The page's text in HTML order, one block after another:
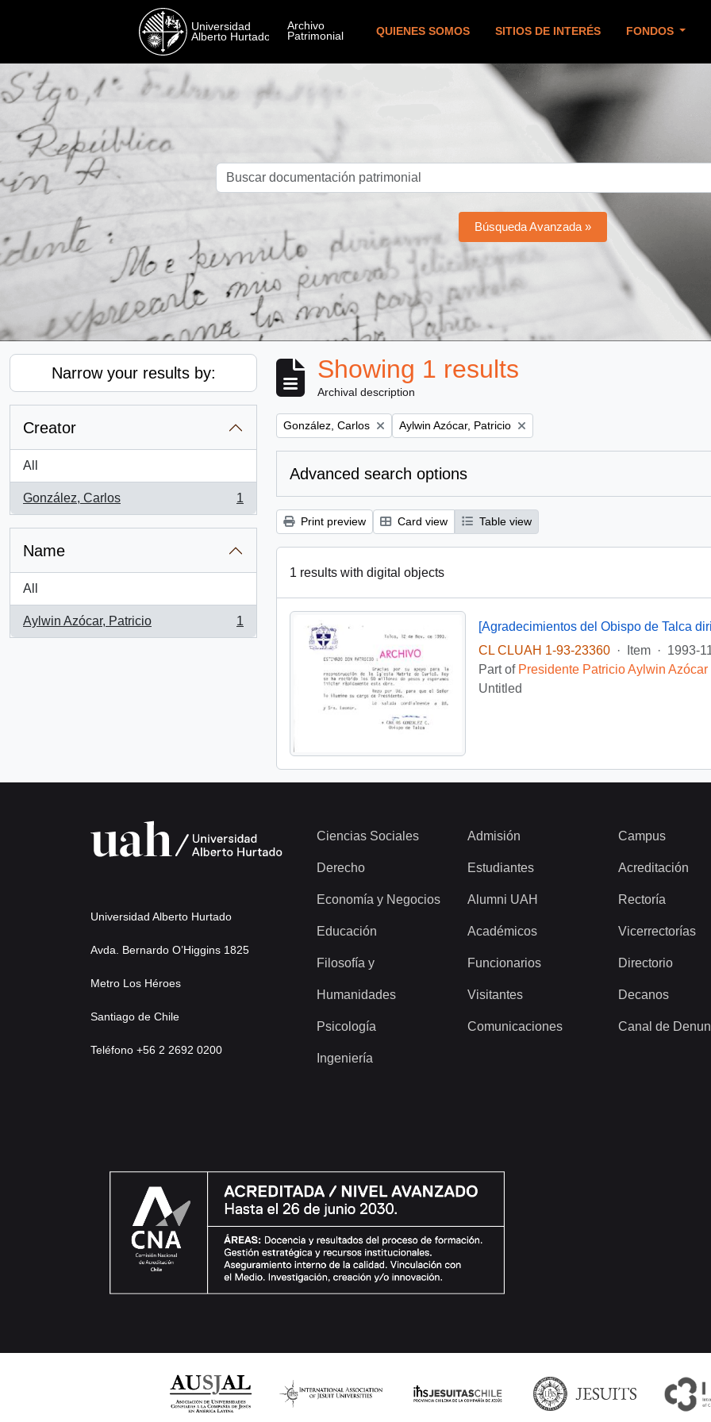
QUIENES SOMOS SITIOS DE INTERÉS FONDOS
Búsqueda Avanzada »
Narrow your results by:
Creator
All
González, Carlos
, 1 results
1
Name
All
Aylwin Azócar, Patricio
, 1 results
1
Showing 1 results
Archival description
Remove filter:
González, Carlos Remove filter:
Aylwin Azócar, Patricio
Advanced search options
Print preview Card view Table view
1 results with digital objects
CL CLUAH 1-93-23360 · Item · 1993-
Part of Presidente Patricio Aylwin
Untitled
Universidad Alberto Hurtado
Avda. Bernardo O’Higgins 1825
Metro Los Héroes
Santiago de Chile
Teléfono +56 2 2692 0200
Ciencias Sociales
Derecho
Economía y Negocios
Educación
Filosofía y
Humanidades
Psicología
Ingeniería
Admisión
Estudiantes
Alumni UAH
Académicos
Funcionarios
Visitantes
Comunicaciones
Campus
Acreditación
Rectoría
Vicerrectorías
Directorio
Decanos
Canal de